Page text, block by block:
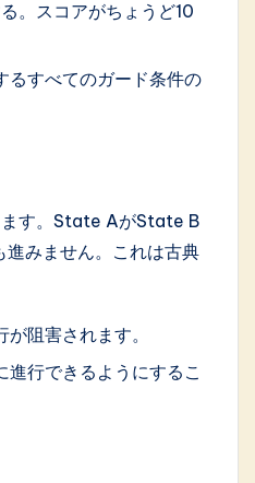
。スコアがちょうど10
るすべてのガード条件の
ます。State AがState B
みません。これは古典
阻害されます。
行できるようにするこ